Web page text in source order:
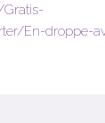
En-droppe-